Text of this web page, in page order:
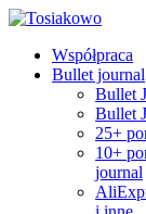
Współpraca
Bullet journal
Bullet
Bullet
25+
10+
journal